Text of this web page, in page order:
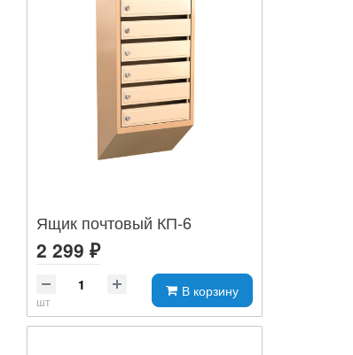
Ящик почтовый КП-6
2 299 ₽
шт
В корзину